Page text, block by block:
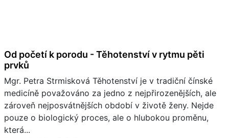
Od početí k porodu - Těhotenství v rytmu pěti
prvků
Mgr. Petra Strmisková Těhotenství je v tradiční čínské
medicíně považováno za jedno z nejpřirozenějších, ale
zároveň nejposvátnějších období v životě ženy. Nejde
pouze o biologický proces, ale o hlubokou proměnu,
která...